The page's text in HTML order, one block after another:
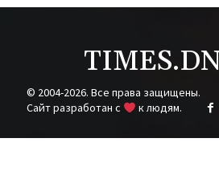
© 2004-2026. Все права защищены.
Cайт разработан с
к людям.